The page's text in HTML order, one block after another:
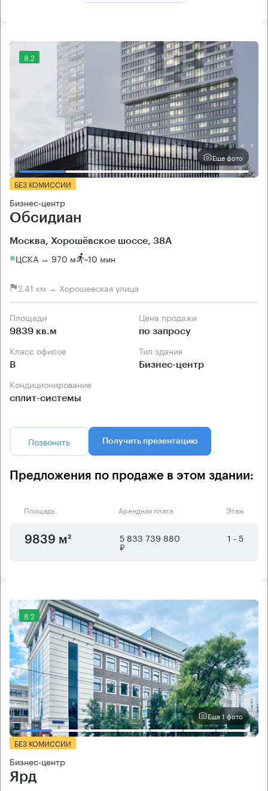
8.2
Еще фото
БЕЗ КОМИССИИ
Бизнес-центр
Обсидиан
Москва, Хорошёвское шоссе, 38А
ЦСКА → 970 м ~10 мин
2.41 км → Хорошевская улица
Площади
9839 кв.м
Цена продажи
по запросу
Класс офисов
B
Тип здания
Бизнес-центр
Кондиционирование
сплит-системы
Позвонить Получить презентацию
Предложения по продаже в этом здании:
Площадь Арендная плата Этаж
9839 м² 5 833 739 880
₽
1 - 5
8.2
Еще 1 фото
БЕЗ КОМИССИИ
Бизнес-центр
Ярд